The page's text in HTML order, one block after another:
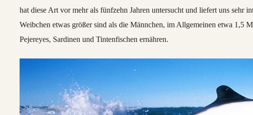
hat diese Art vor mehr als fünfzehn Jahren untersucht und liefert uns sehr
Weibchen etwas größer sind als die Männchen, im Allgemeinen etwa 1,5
Pejereyes, Sardinen und Tintenfischen ernähren.